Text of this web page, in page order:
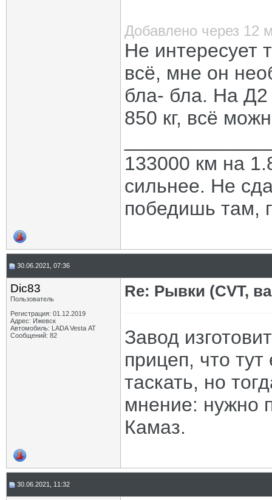
Добавлено через 12
Не интересует
всё, мне он
бла- бла. На Д2
850 кг, всё
133000 км на
сильнее. Не
победишь там,
30.06.2021, 07:36
Dic83
Пользователь
Регистрация: 01.12.2019
Адрес: Ижевск
Автомобиль: LADA Vesta АТ
Сообщений: 82
Re: Рывки (CVT,
Завод
прицеп, что
таскать, но
мнение: нужно
Камаз.
30.06.2021, 11:32